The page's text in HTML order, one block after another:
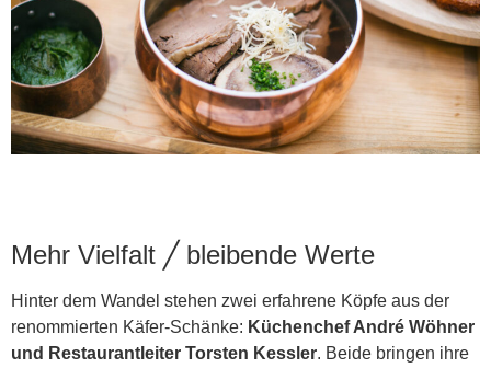
Mehr Vielfalt ╱ bleibende Werte
Hinter dem Wandel stehen zwei erfahrene Köpfe aus der
renommierten Käfer-Schänke: Küchenchef André Wöhner
und Restaurantleiter Torsten Kessler. Beide bringen ihre